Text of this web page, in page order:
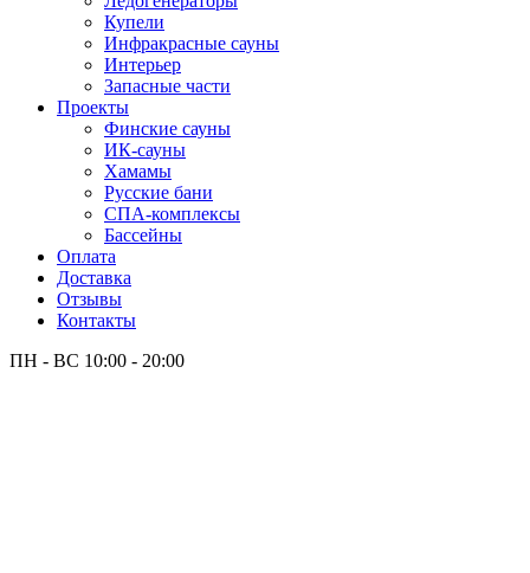
Купели
Инфракрасные сауны
Интерьер
Запасные части
Проекты
Финские сауны
ИК-сауны
Хамамы
Русские бани
СПА-комплексы
Бассейны
Оплата
Доставка
Отзывы
Контакты
ПН - ВС 10:00 - 20:00